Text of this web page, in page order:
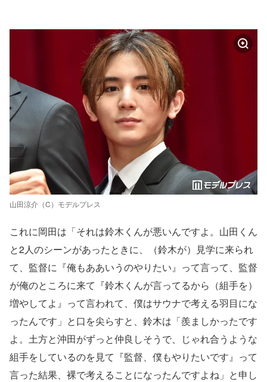
山田涼介（C）モデルプレス
これに岡田は「それは鈴木くんが悪いんですよ。山田くん
と2人のシーンがあったときに、（鈴木が）見学に来られ
て、監督に『俺もああいうのやりたい』って言って、監督
が俺のところに来て『鈴木くんが言ってるから（組手を）
増やしてよ』って言われて、僕はサウナで考える羽目にな
ったんです」と口を尖らすと、鈴木は「羨ましかったです
よ。土方と沖田がずっと仲良しそうで、じゃれ合うような
組手をしているのを見て『監督、僕もやりたいです』って
言った結果、裸で考えることになったんですよね」と申し